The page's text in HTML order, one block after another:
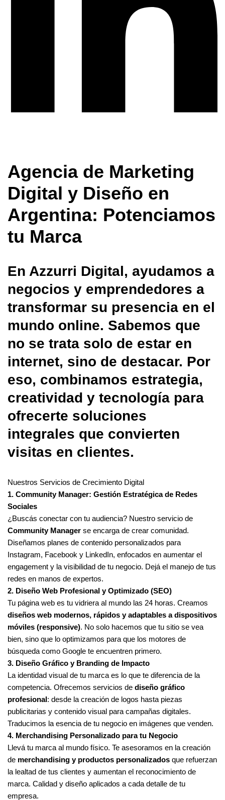
Agencia de Marketing
Digital y Diseño en
Argentina: Potenciamos
tu Marca
En Azzurri Digital, ayudamos a
negocios y emprendedores a
transformar su presencia en el
mundo online. Sabemos que
no se trata solo de estar en
internet, sino de destacar. Por
eso, combinamos estrategia,
creatividad y tecnología para
ofrecerte soluciones
integrales que convierten
visitas en clientes.
Nuestros Servicios de Crecimiento Digital
1. Community Manager: Gestión Estratégica de Redes
Sociales
¿Buscás conectar con tu audiencia? Nuestro servicio de
Community Manager se encarga de crear comunidad.
Diseñamos planes de contenido personalizados para
Instagram, Facebook y LinkedIn, enfocados en aumentar el
engagement y la visibilidad de tu negocio. Dejá el manejo de tus
redes en manos de expertos.
2. Diseño Web Profesional y Optimizado (SEO)
Tu página web es tu vidriera al mundo las 24 horas. Creamos
diseños web modernos, rápidos y adaptables a dispositivos
móviles (responsive). No solo hacemos que tu sitio se vea
bien, sino que lo optimizamos para que los motores de
búsqueda como Google te encuentren primero.
3. Diseño Gráfico y Branding de Impacto
La identidad visual de tu marca es lo que te diferencia de la
competencia. Ofrecemos servicios de diseño gráfico
profesional: desde la creación de logos hasta piezas
publicitarias y contenido visual para campañas digitales.
Traducimos la esencia de tu negocio en imágenes que venden.
4. Merchandising Personalizado para tu Negocio
Llevá tu marca al mundo físico. Te asesoramos en la creación
de merchandising y productos personalizados que refuerzan
la lealtad de tus clientes y aumentan el reconocimiento de
marca. Calidad y diseño aplicados a cada detalle de tu
empresa.